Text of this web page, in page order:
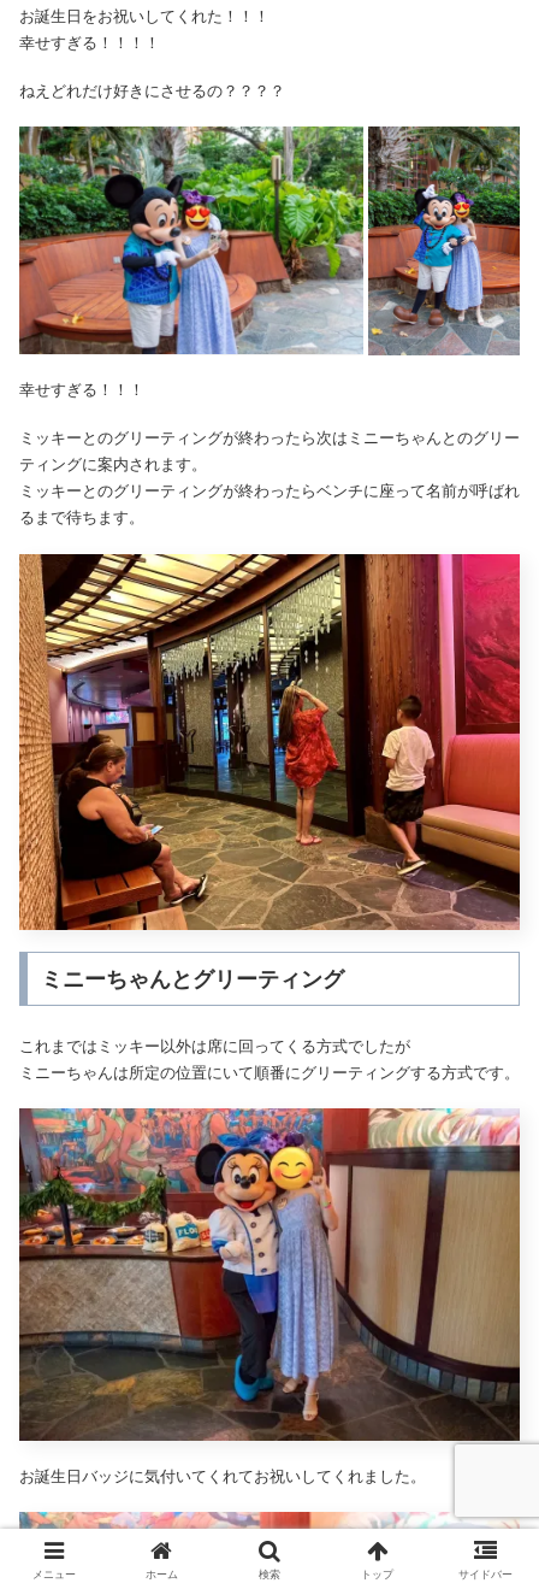
お誕生日をお祝いしてくれた！！！
幸せすぎる！！！！
ねえどれだけ好きにさせるの？？？？
幸せすぎる！！！
ミッキーとのグリーティングが終わったら次はミニーちゃんとのグリー
ティングに案内されます。
ミッキーとのグリーティングが終わったらベンチに座って名前が呼ばれ
るまで待ちます。
ミニーちゃんとグリーティング
これまではミッキー以外は席に回ってくる方式でしたが
ミニーちゃんは所定の位置にいて順番にグリーティングする方式です。
お誕生日バッジに気付いてくれてお祝いしてくれました。
メニュー ホーム 検索 トップ サイドバー